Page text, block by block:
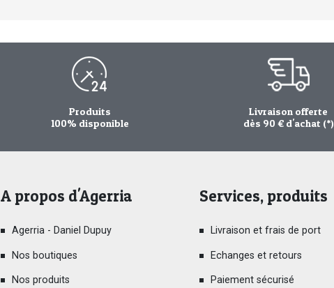
Produits
100% disponible
Livraison offerte
dès 90 € d'achat (*)
A propos d'Agerria
Agerria - Daniel Dupuy
Nos boutiques
Nos produits
Services, produits
Livraison et frais de port
Echanges et retours
Paiement sécurisé